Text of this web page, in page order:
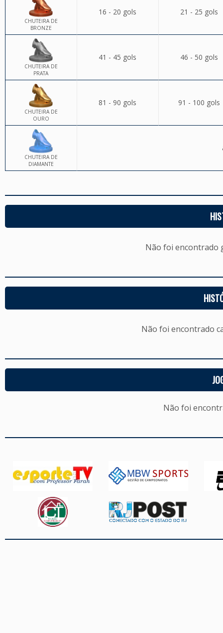
CHUTEIRA DE
BRONZE
16 - 20 gols 21 - 25 gols
CHUTEIRA DE
PRATA
41 - 45 gols 46 - 50 gols
CHUTEIRA DE
OURO
81 - 90 gols 91 - 100 gols
CHUTEIRA DE
DIAMANTE
Não foi encontrado
Não foi encontrado
Não foi